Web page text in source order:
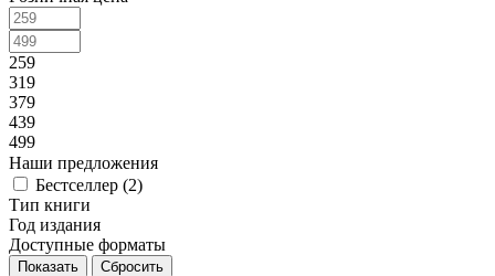
259
319
379
439
499
Наши предложения
Бестселлер (2)
Тип книги
Год издания
Доступные форматы
Сбросить